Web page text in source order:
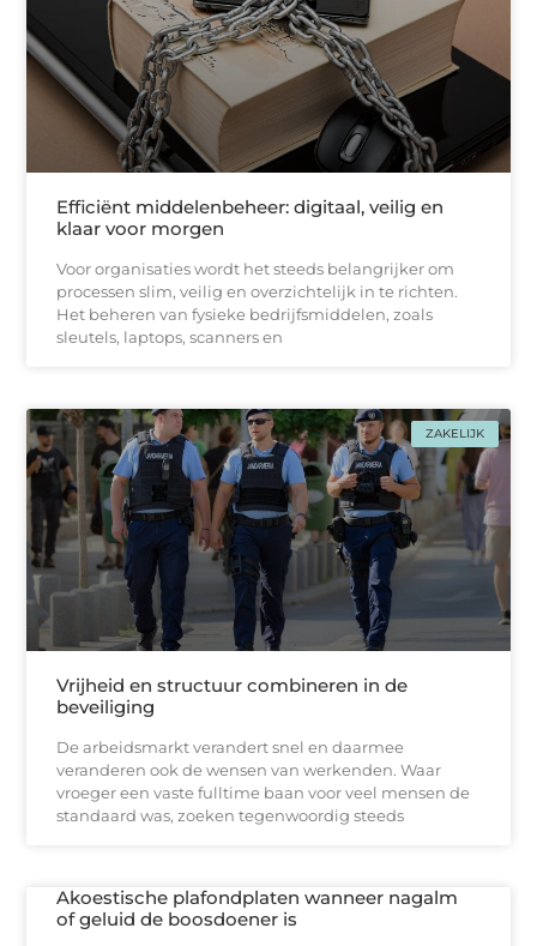
Efficiënt middelenbeheer: digitaal, veilig en
klaar voor morgen
Voor organisaties wordt het steeds belangrijker om
processen slim, veilig en overzichtelijk in te richten.
Het beheren van fysieke bedrijfsmiddelen, zoals
sleutels, laptops, scanners en
ZAKELIJK
Vrijheid en structuur combineren in de
beveiliging
De arbeidsmarkt verandert snel en daarmee
veranderen ook de wensen van werkenden. Waar
vroeger een vaste fulltime baan voor veel mensen de
standaard was, zoeken tegenwoordig steeds
Akoestische plafondplaten wanneer nagalm
of geluid de boosdoener is